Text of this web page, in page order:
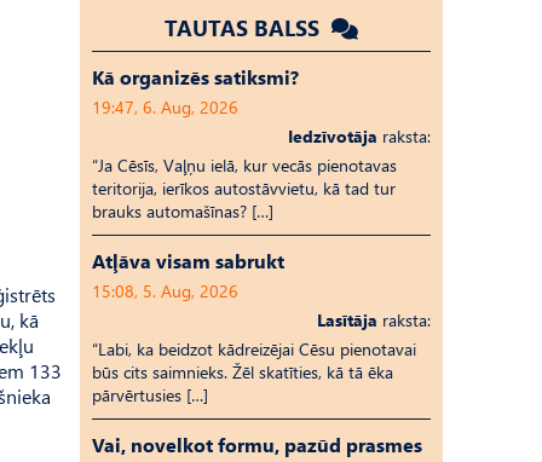
kā
133
TAUTAS BALSS
Kā organizēs satiksmi?
19:47, 6. Aug, 2026
Iedzīvotāja raksta:
“Ja Cēsīs, Vaļņu ielā, kur vecās pienotavas
teritorija, ierīkos autostāvvietu, kā tad tur
brauks automašīnas? […]
Atļāva visam sabrukt
15:08, 5. Aug, 2026
Lasītāja raksta:
“Labi, ka beidzot kādreizējai Cēsu pienotavai
būs cits saimnieks. Žēl skatīties, kā tā ēka
pārvērtusies […]
Vai, novelkot formu, pazūd prasmes